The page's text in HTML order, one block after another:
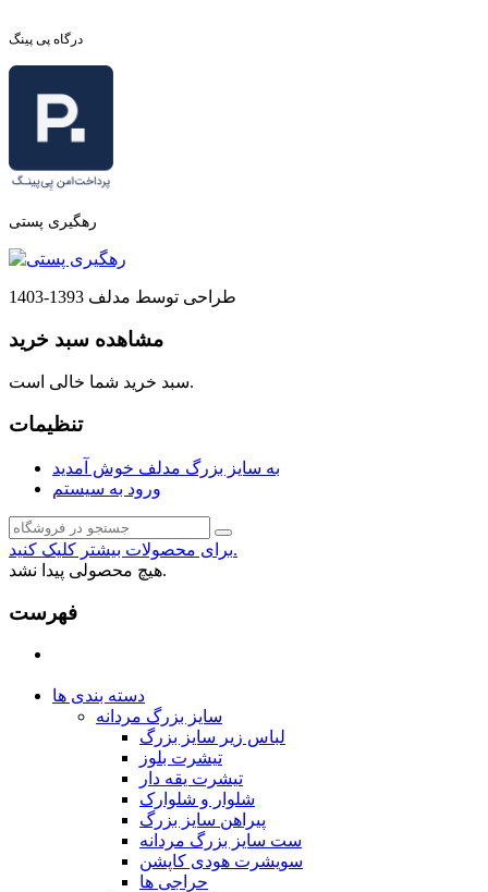
درگاه پی پینگ
رهگیری پستی
طراحی توسط مدلف 1393-1403
مشاهده سبد خرید
سبد خرید شما خالی است.
تنظیمات
به سایز بزرگ مدلف خوش آمدید
ورود به سیستم
برای محصولات بیشتر کلیک کنید.
هیچ محصولی پیدا نشد.
فهرست
دسته بندی ها
سایز بزرگ مردانه
لباس زیر سایز بزرگ
تیشرت بلوز
تیشرت یقه دار
شلوار و شلوارک
پیراهن سایز بزرگ
ست سایز بزرگ مردانه
سویشرت هودی کاپشن
حراجی ها